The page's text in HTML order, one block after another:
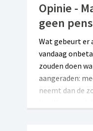
Opinie -
geen
Wat gebeurt er
vandaag
zouden doen
aangeraden:
neemt dan de